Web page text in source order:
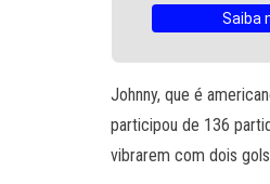
Saiba
Johnny, que é
participou de 136
vibrarem com dois